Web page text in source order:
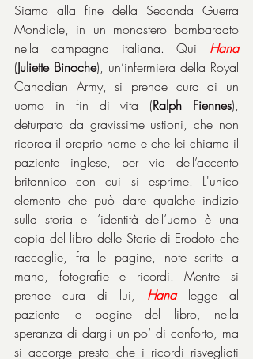
Siamo alla fine della Seconda Guerra
Mondiale, in un monastero bombardato
nella campagna italiana. Qui Hana
(Juliette Binoche), un’infermiera della Royal
Canadian Army, si prende cura di un
uomo in fin di vita (Ralph Fiennes),
deturpato da gravissime ustioni, che non
ricorda il proprio nome e che lei chiama il
paziente inglese, per via dell’accento
britannico con cui si esprime. L'unico
elemento che può dare qualche indizio
sulla storia e l’identità dell’uomo è una
copia del libro delle Storie di Erodoto che
raccoglie, fra le pagine, note scritte a
mano, fotografie e ricordi. Mentre si
prende cura di lui, Hana legge al
paziente le pagine del libro, nella
speranza di dargli un po’ di conforto, ma
si accorge presto che i ricordi risvegliati